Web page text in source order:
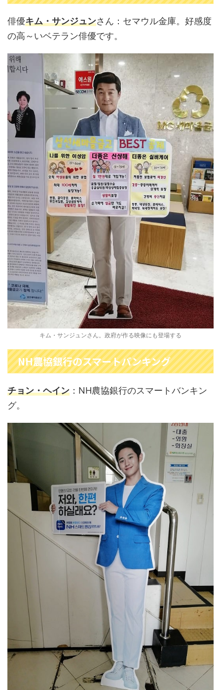
俳優キム・サンジュンさん：セマウル金庫。好感度
の高～いベテラン俳優です。
キム・サンジュンさん。政府が作る映像にも登場する
NH農協銀行のスマートバンキング
チョン・ヘイン ：NH農協銀行のスマートバンキン
グ。